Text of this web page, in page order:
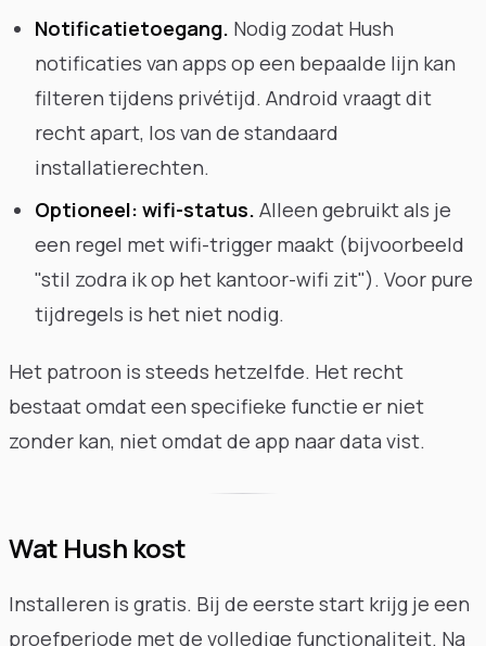
Notificatietoegang. Nodig zodat Hush
notificaties van apps op een bepaalde lijn kan
filteren tijdens privétijd. Android vraagt dit
recht apart, los van de standaard
installatierechten.
Optioneel: wifi-status. Alleen gebruikt als je
een regel met wifi-trigger maakt (bijvoorbeeld
"stil zodra ik op het kantoor-wifi zit"). Voor pure
tijdregels is het niet nodig.
Het patroon is steeds hetzelfde. Het recht
bestaat omdat een specifieke functie er niet
zonder kan, niet omdat de app naar data vist.
Wat Hush kost
Installeren is gratis. Bij de eerste start krijg je een
proefperiode met de volledige functionaliteit. Na